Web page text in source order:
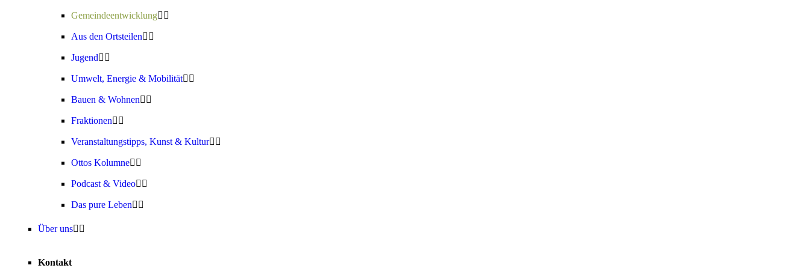
Gemeindeentwicklung
Aus den Ortsteilen
Jugend
Umwelt, Energie & Mobilität
Bauen & Wohnen
Fraktionen
Veranstaltungstipps, Kunst & Kultur
Ottos Kolumne
Podcast & Video
Das pure Leben
Über uns
Kontakt